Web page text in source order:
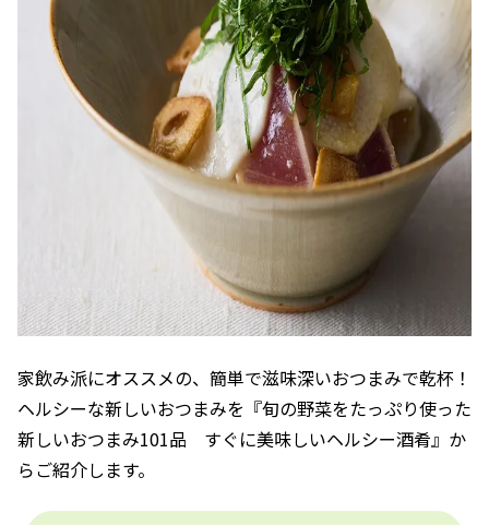
家飲み派にオススメの、簡単で滋味深いおつまみで乾杯！
ヘルシーな新しいおつまみを『旬の野菜をたっぷり使った
新しいおつまみ101品 すぐに美味しいヘルシー酒肴』か
らご紹介します。